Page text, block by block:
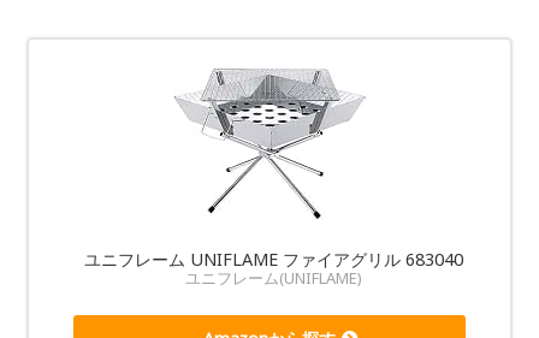
ユニフレーム UNIFLAME ファイアグリル 683040
ユニフレーム(UNIFLAME)